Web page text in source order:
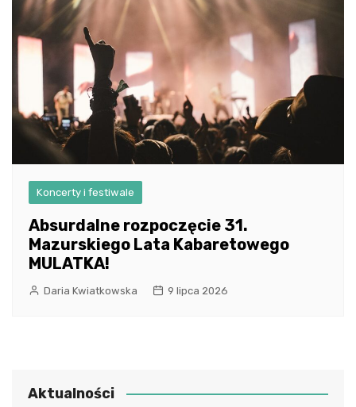
Koncerty i festiwale
Absurdalne rozpoczęcie 31.
Mazurskiego Lata Kabaretowego
MULATKA!
Daria Kwiatkowska 9 lipca 2026
Aktualności